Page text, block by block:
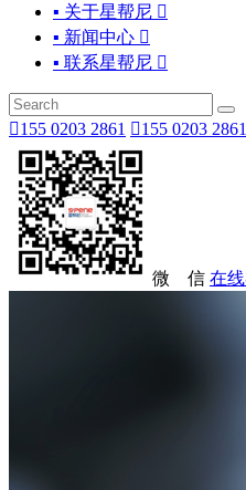
▪ 关于星帮尼 
▪ 新闻中心 
▪ 联系星帮尼 
155 0203 2861 155 0203 2861
微 信 在